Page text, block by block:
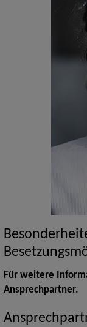
Für weitere
Ansprechpartner.